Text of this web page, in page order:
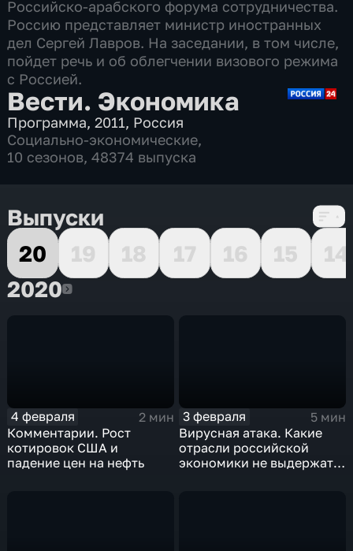
Российско-арабского форума сотрудничества.
Россию представляет министр иностранных
дел Сергей Лавров. На заседании, в том числе,
пойдет речь и об облегчении визового режима
с Россией.
Вести. Экономика
Программа,2011, Россия
Социально-экономические,
10 сезонов, 48374 выпуска
Выпуски
20
19 18 17 16 15
14
20202020
4 февраля
2 мин
Комментарии. Рост
котировок США и
падение цен на нефть
3 февраля
5 мин
Вирусная атака. Какие
отрасли российской
экономики не выдержат